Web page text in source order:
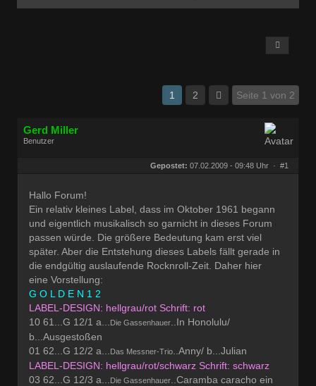
1 2 Seite 1 von 2
Gerd Miller
Benutzer
Gepostet: 07.02.2009 - 09:48 Uhr · #1
Hallo Forum!
Ein relativ kleines Label, dass im Oktober 1961 begann
und eigentlich musikalisch so garnicht in dieses Forum
passen würde. Die größere Bedeutung kam erst viel
später. Aber die Entstehung dieses Labels fällt gerade in
die endgültig auslaufende Rocknroll-Zeit. Daher hier
eine Vorstellung:
G O L D E N 1 2
LABEL-DESIGN: hellgrau/rot Schrift: rot
10 61...G 12/1 a...
Die Gassenhauer
..In Honolulu/
b...Ausgestoßen
01 62...G 12/2 a...
Das Messner-Trio
..Anny/ b...Julian
LABEL-DESIGN: hellgrau/rot/schwarz Schrift: schwarz
03 62...G 12/3 a...
Die Gassenhauer
..Caramba caracho ein